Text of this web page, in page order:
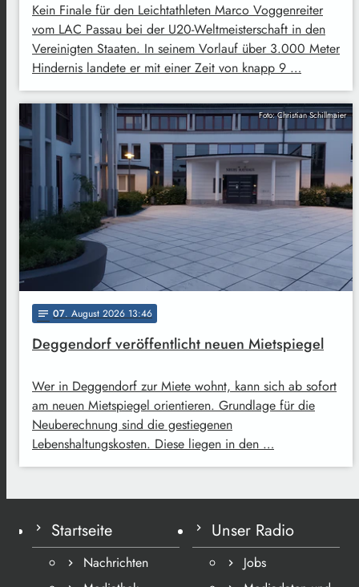
Kein Finale für den Leichtathleten Marco Voggenreiter
vom LAC Passau bei der U20-Weltmeisterschaft in den
Vereinigten Staaten. In seinem Vorlauf über 3.000 Meter
Hindernis landete er mit einer Zeit von knapp 9 …
Foto: Christian Schillmaier
notes 07. August 2026 13:46
Deggendorf veröffentlicht neuen Mietspiegel
Wer in Deggendorf zur Miete wohnt, kann sich ab sofort
am neuen Mietspiegel orientieren. Grundlage für die
Neuberechnung sind die gestiegenen
Lebenshaltungskosten. Diese liegen in den …
Startseite
Nachrichten
Unser Radio
Jobs